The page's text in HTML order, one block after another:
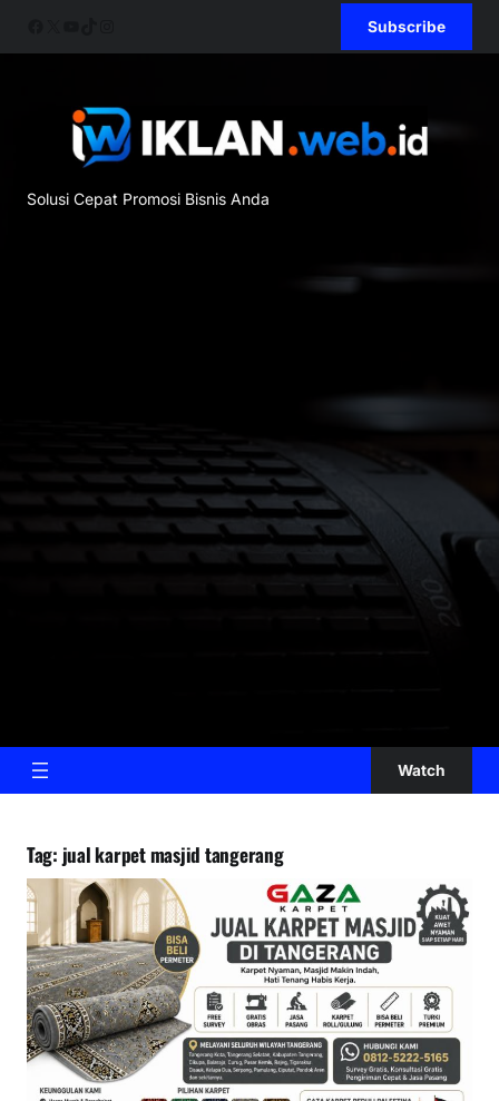
Subscribe
Solusi Cepat Promosi Bisnis Anda
Watch
Tag: jual karpet masjid tangerang